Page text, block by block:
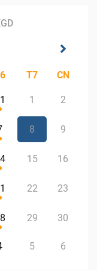
T7 CN
1 2
8 9
15 16
22 23
29 30
5 6